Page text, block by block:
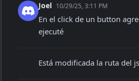
Joel 10/29/25, 3:11 PM
En el click de un button
ejecuté
Está modificada la ruta del